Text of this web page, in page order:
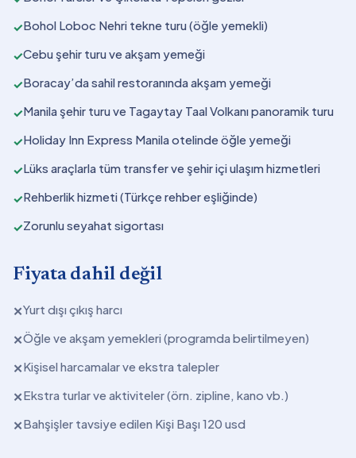
✓Bohol Loboc Nehri tekne turu (öğle yemekli)
✓Cebu şehir turu ve akşam yemeği
✓Boracay’da sahil restoranında akşam yemeği
✓Manila şehir turu ve Tagaytay Taal Volkanı panoramik turu
✓Holiday Inn Express Manila otelinde öğle yemeği
✓Lüks araçlarla tüm transfer ve şehir içi ulaşım hizmetleri
✓Rehberlik hizmeti (Türkçe rehber eşliğinde)
✓Zorunlu seyahat sigortası
Fiyata dahil değil
✕Yurt dışı çıkış harcı
✕Öğle ve akşam yemekleri (programda belirtilmeyen)
✕Kişisel harcamalar ve ekstra talepler
✕Ekstra turlar ve aktiviteler (örn. zipline, kano vb.)
✕Bahşişler tavsiye edilen Kişi Başı 120 usd